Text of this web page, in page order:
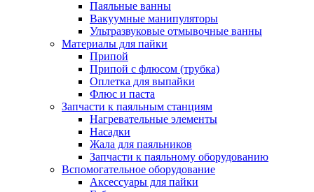
Паяльные ванны
Вакуумные манипуляторы
Ультразвуковые отмывочные ванны
Материалы для пайки
Припой
Припой с флюсом (трубка)
Оплетка для выпайки
Флюс и паста
Запчасти к паяльным станциям
Нагревательные элементы
Насадки
Жала для паяльников
Запчасти к паяльному оборудованию
Вспомогательное оборудование
Аксессуары для пайки